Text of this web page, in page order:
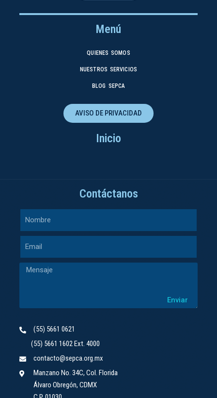
Menú
QUIENES SOMOS
NUESTROS SERVICIOS
BLOG SEPCA
AVISO DE PRIVACIDAD
Inicio
Contáctanos
Enviar
(55) 5661 0621
(55) 5661 1602 Ext. 4000
contacto@sepca.org.mx
Manzano No. 34C, Col. Florida
Álvaro Obregón, CDMX